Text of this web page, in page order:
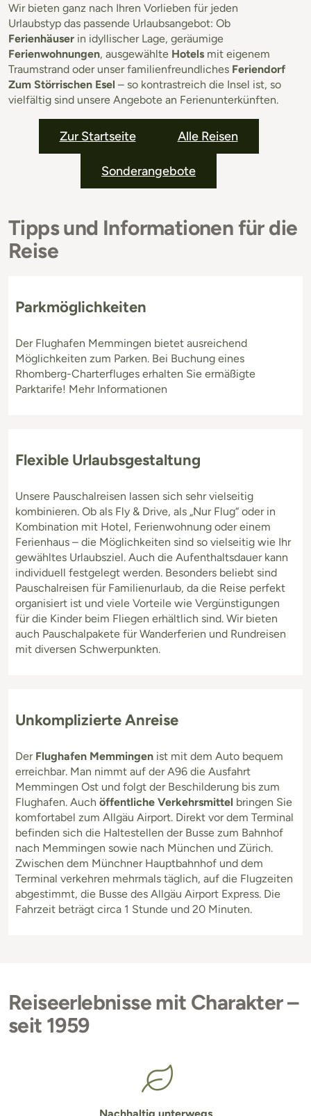
Wir bieten ganz nach Ihren Vorlieben für jeden
Urlaubstyp das passende Urlaubsangebot: Ob
Ferienhäuser in idyllischer Lage, geräumige
Ferienwohnungen, ausgewählte Hotels mit eigenem
Traumstrand oder unser familienfreundliches Feriendorf
Zum Störrischen Esel – so kontrastreich die Insel ist, so
vielfältig sind unsere Angebote an Ferienunterkünften.
Zur Startseite Alle Reisen
Sonderangebote
Tipps und Informationen für die
Reise
Parkmöglichkeiten
Der Flughafen Memmingen bietet ausreichend
Möglichkeiten zum Parken. Bei Buchung eines
Rhomberg-Charterfluges erhalten Sie ermäßigte
Parktarife! Mehr Informationen
Flexible Urlaubsgestaltung
Unsere Pauschalreisen lassen sich sehr vielseitig
kombinieren. Ob als Fly & Drive, als „Nur Flug“ oder in
Kombination mit Hotel, Ferienwohnung oder einem
Ferienhaus – die Möglichkeiten sind so vielseitig wie Ihr
gewähltes Urlaubsziel. Auch die Aufenthaltsdauer kann
individuell festgelegt werden. Besonders beliebt sind
Pauschalreisen für Familienurlaub, da die Reise perfekt
organisiert ist und viele Vorteile wie Vergünstigungen
für die Kinder beim Fliegen erhältlich sind. Wir bieten
auch Pauschalpakete für Wanderferien und Rundreisen
mit diversen Schwerpunkten.
Unkomplizierte Anreise
Der Flughafen Memmingen ist mit dem Auto bequem
erreichbar. Man nimmt auf der A96 die Ausfahrt
Memmingen Ost und folgt der Beschilderung bis zum
Flughafen. Auch öffentliche Verkehrsmittel bringen Sie
komfortabel zum Allgäu Airport. Direkt vor dem Terminal
befinden sich die Haltestellen der Busse zum Bahnhof
nach Memmingen sowie nach München und Zürich.
Zwischen dem Münchner Hauptbahnhof und dem
Terminal verkehren mehrmals täglich, auf die Flugzeiten
abgestimmt, die Busse des Allgäu Airport Express. Die
Fahrzeit beträgt circa 1 Stunde und 20 Minuten.
Reiseerlebnisse mit Charakter –
seit 1959